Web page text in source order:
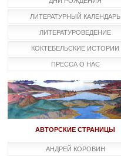
ЛИТЕРАТУРНЫЙ КАЛЕНДАРЬ
ЛИТЕРАТУРОВЕДЕНИЕ
КОКТЕБЕЛЬСКИЕ ИСТОРИИ
ПРЕССА О НАС
АВТОРСКИЕ СТРАНИЦЫ
АНДРЕЙ КОРОВИН